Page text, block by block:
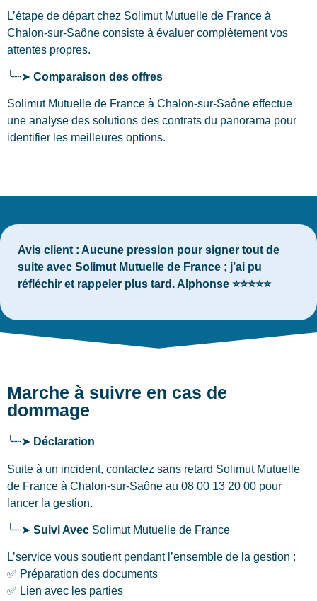
L’étape de départ chez Solimut Mutuelle de France à
Chalon-sur-Saône consiste à évaluer complètement vos
attentes propres.
╰┈➤ Comparaison des offres
Solimut Mutuelle de France à Chalon-sur-Saône effectue
une analyse des solutions des contrats du panorama pour
identifier les meilleures options.
Avis client : Aucune pression pour signer tout de
suite avec Solimut Mutuelle de France ; j’ai pu
réfléchir et rappeler plus tard. Alphonse ⭐⭐⭐⭐⭐
Marche à suivre en cas de
dommage
╰┈➤ Déclaration
Suite à un incident, contactez sans retard Solimut Mutuelle
de France à Chalon-sur-Saône au 08 00 13 20 00 pour
lancer la gestion.
╰┈➤ Suivi Avec Solimut Mutuelle de France
L’service vous soutient pendant l’ensemble de la gestion :
✅ Préparation des documents
✅ Lien avec les parties